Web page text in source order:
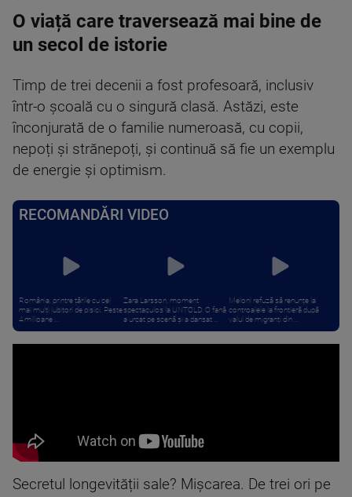
O viață care traversează mai bine de
un secol de istorie
Timp de trei decenii a fost profesoară, inclusiv
într-o școală cu o singură clasă. Astăzi, este
înconjurată de o familie numeroasă, cu copii,
nepoți și strănepoți, și continuă să fie un exemplu
de energie și optimism.
RECOMANDĂRI VIDEO
România, printre țările cu cei
mai mulți iubitori de pisici. Peste
4 milioane ...
Zara Larsson, moment
spectaculos la UNTOLD. O fană
a urcat pe scenă și a dansat ...
Meloni refuză să renunțe la
controalele la frontieră după
valul de migranți din ...
Secretul longevității sale? Mișcarea. De trei ori pe